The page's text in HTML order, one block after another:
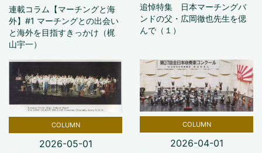
連載コラム【マーチングと海
外】#1 マーチングとの出会い
と海外を目指すきっかけ（梶
山宇一）
追悼特集 日本マーチングバ
ンドの父・広岡徹也先生を偲
んで（１）
COLUMN
2026-05-01
COLUMN
2026-04-01